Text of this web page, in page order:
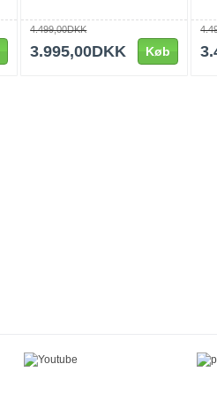
4.499,00DKK
3.995,00DKK Køb